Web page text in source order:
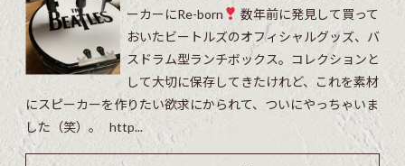
ーカーにRe-born
数年前に発見して買って
おいたビートルズのオフィシャルグッズ、バ
スドラム型ランチボックス。コレクションと
して大切に保存してきたけれど、これを素材
にスピーカーを作りたい欲求にかられて、ついにやっちゃいま
した（笑）。 http...